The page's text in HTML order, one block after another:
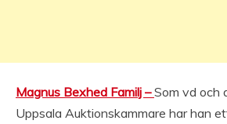
Magnus Bexhed Familj –Som vd och
Uppsala Auktionskammare har han